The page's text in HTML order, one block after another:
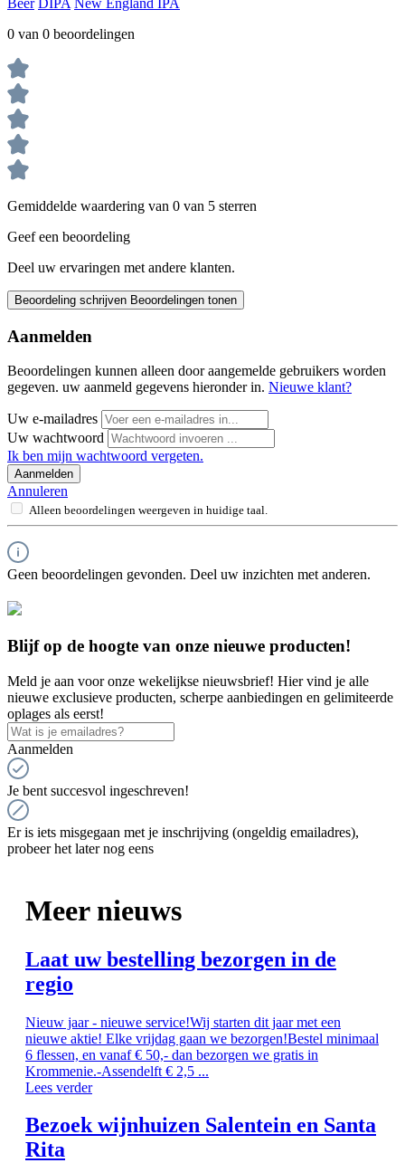
0 van 0 beoordelingen
Gemiddelde waardering van 0 van 5 sterren
Geef een beoordeling
Deel uw ervaringen met andere klanten.
Beoordeling schrijven Beoordelingen tonen
Aanmelden
Beoordelingen kunnen alleen door aangemelde gebruikers worden
gegeven. uw aanmeld gegevens hieronder in. Nieuwe klant?
Uw e-mailadres
Uw wachtwoord
Ik ben mijn wachtwoord vergeten.
Aanmelden
Annuleren
Alleen beoordelingen weergeven in huidige taal.
Geen beoordelingen gevonden. Deel uw inzichten met anderen.
Blijf op de hoogte van onze nieuwe producten!
Meld je aan voor onze wekelijkse nieuwsbrief! Hier vind je alle
nieuwe exclusieve producten, scherpe aanbiedingen en gelimiteerde
oplages als eerst!
Aanmelden
Je bent succesvol ingeschreven!
Er is iets misgegaan met je inschrijving (ongeldig emailadres),
probeer het later nog eens
Meer nieuws
Laat uw bestelling bezorgen in de
regio
Nieuw jaar - nieuwe service!Wij starten dit jaar met een
nieuwe aktie! Elke vrijdag gaan we bezorgen!Bestel minimaal
6 flessen, en vanaf € 50,- dan bezorgen we gratis in
Krommenie.-Assendelft € 2,5 ...
Lees verder
Bezoek wijnhuizen Salentein en Santa
Rita